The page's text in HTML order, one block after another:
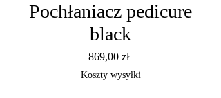
Pochłaniacz pedicure
black
869,00 złCena
Koszty wysyłki